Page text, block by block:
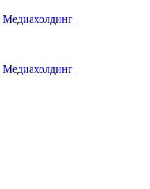
Медиахолдинг
Медиахолдинг